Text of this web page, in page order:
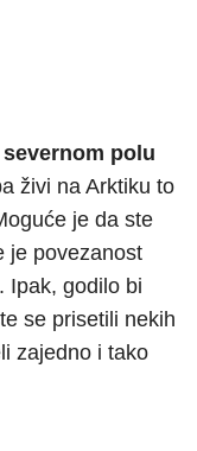
polu
živi na Arktiku to
je da ste
je povezanost
Ipak, godilo bi
se prisetili nekih
zajedno i tako